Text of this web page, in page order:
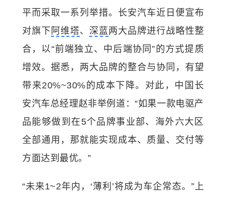
平而采取一系列举措。长安汽车近日便宣布
对旗下 阿维塔、 深蓝两大品牌进行战略性整
合，以“前端独立、中后端协同”的方式提质
增效。据悉，两大品牌的整合与协同，有望
带来20%~30%的成本下降。对此，中国长
安汽车总经理赵非举例道：“如果一款电驱产
品能够做到在5个品牌事业部、海外六大区
全部通用，那就能实现成本、质量、交付等
方面达到最优。”
“未来1~2年内，‘薄利’将成为车企常态。”上